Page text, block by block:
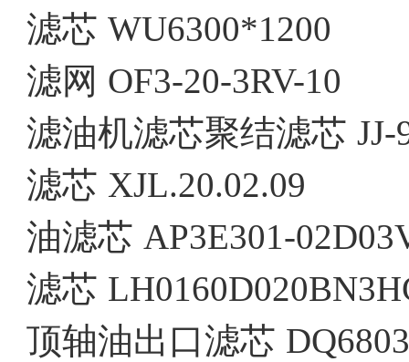
滤芯 WU6300*1200
滤网 OF3-20-3RV-10
滤油机滤芯聚结滤芯 JJ-
滤芯 XJL.20.02.09
油滤芯 AP3E301-
滤芯
顶轴油出口滤芯